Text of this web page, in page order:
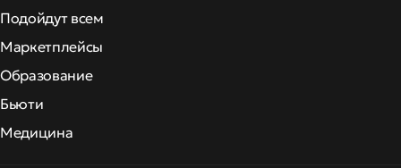
Подойдут всем
Маркетплейсы
Образование
Бьюти
Медицина